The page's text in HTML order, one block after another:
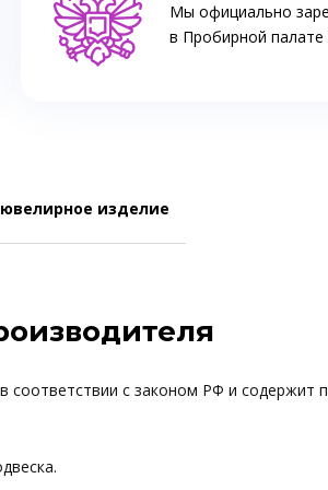
Мы официально
в Пробирной
изделие
соответствии с законом РФ и содержит